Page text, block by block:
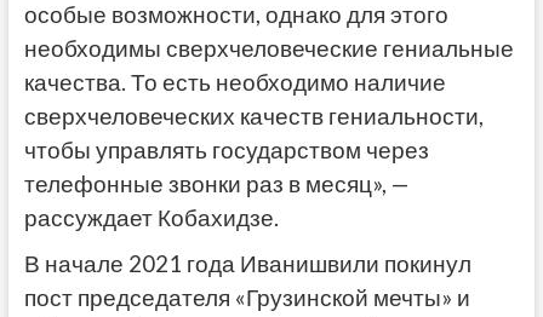
особые возможности, однако для этого
необходимы сверхчеловеческие гениальные
качества. То есть необходимо наличие
сверхчеловеческих качеств гениальности,
чтобы управлять государством через
телефонные звонки раз в месяц», —
рассуждает Кобахидзе.
В начале 2021 года Иванишвили покинул
пост председателя «Грузинской мечты» и